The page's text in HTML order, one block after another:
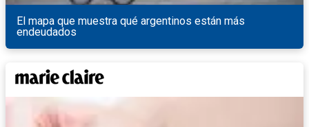
El mapa que muestra qué argentinos están más
endeudados